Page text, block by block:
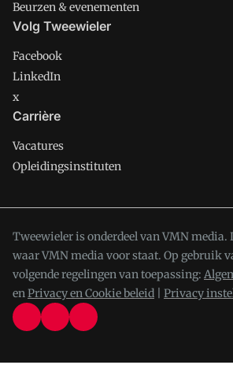
Beurzen & evenementen
Volg Tweewieler
Facebook
LinkedIn
x
Carrière
Vacatures
Opleidingsinstituten
Tweewieler is onderdeel van VMN media.
waar VMN media voor staat. Op gebruik
volgende regelingen van toepassing:
enPrivacy en Cookie beleid Privacy